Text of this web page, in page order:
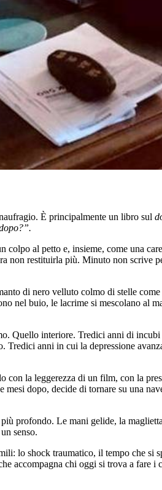
È principalmente un libro sul
al petto e, insieme, come una
non restituirla più. Minuto non scrive
di nero velluto colmo di stelle
nel buio, le lacrime si mescolano al
Quello interiore. Tredici anni di
anni in cui la depressione
la leggerezza di un film, con la
dopo, decide di tornare su una
profondo. Le mani gelide, la
senso.
lo shock traumatico, il tempo che si
accompagna chi oggi si trova a fare i